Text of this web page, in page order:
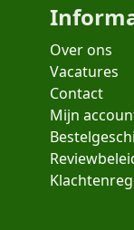
Over ons
Vacatures
Contact
Mijn